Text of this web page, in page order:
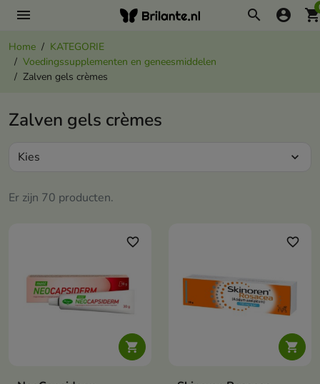
menu search account_circle
Home
KATEGORIE
Voedingssupplementen en geneesmiddelen
Zalven gels crèmes
Zalven gels crèmes
Er zijn 70 producten.
Kies expand_more

favorite_border

favorite_border